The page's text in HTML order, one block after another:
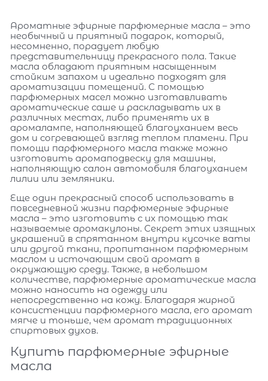
Ароматные эфирные парфюмерные масла – это
необычный и приятный подарок, который,
несомненно, порадует любую
представительницу прекрасного пола. Такие
масла обладают приятным насыщенным
стойким запахом и идеально подходят для
ароматизации помещений. С помощью
парфюмерных масел можно изготавливать
ароматические саше и раскладывать их в
различных местах, либо применять их в
аромалампе, наполняющей благоуханием весь
дом и согревающей взгляд теплом пламени. При
помощи парфюмерного масла также можно
изготовить аромаподвеску для машины,
наполняющую салон автомобиля благоуханием
лилии или земляники.
Еще один прекрасный способ использовать в
повседневной жизни парфюмерные эфирные
масла – это изготовить с их помощью так
называемые аромакулоны. Секрет этих изящных
украшений в спрятанном внутри кусочке ваты
или другой ткани, пропитанном парфюмерным
маслом и источающим свой аромат в
окружающую среду. Также, в небольшом
количестве, парфюмерные ароматические масла
можно наносить на одежду или
непосредственно на кожу. Благодаря жирной
консистенции парфюмерного масла, его аромат
мягче и тоньше, чем аромат традиционных
спиртовых духов.
Купить парфюмерные эфирные
масла